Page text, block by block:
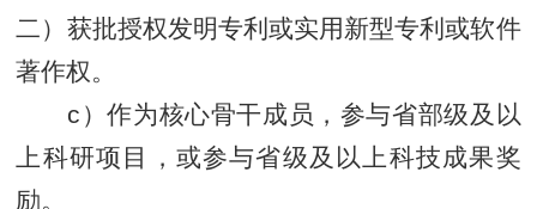
二）获批授权发明专利或实用新型专利或软件
著作权。
c）作为核心骨干成员，参与省部级及以
上科研项目，或参与省级及以上科技成果奖
励。